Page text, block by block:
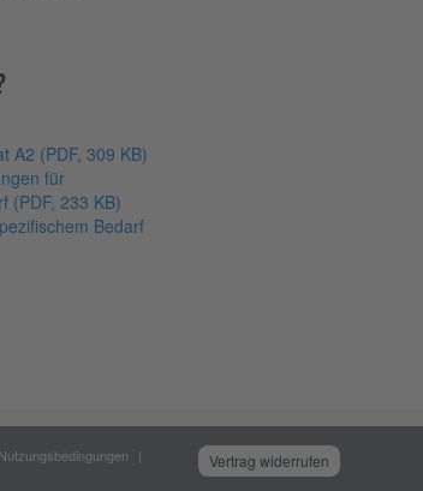
A2 (PDF, 309 KB)
für
(PDF, 233 KB)
Bedarf
Nutzungsbedingungen
Vertrag widerrufen